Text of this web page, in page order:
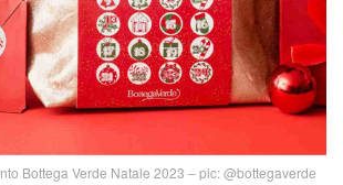
Bottega Verde Natale 2023 – pic: @bottegaverde